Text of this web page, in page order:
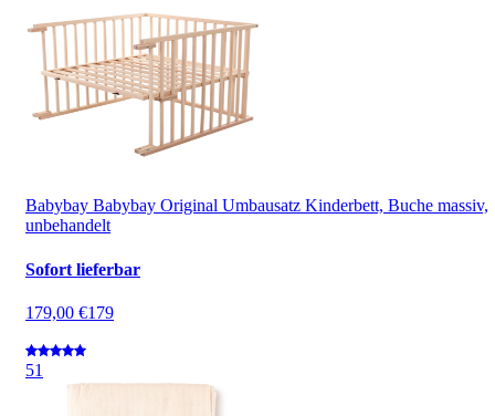
Babybay Babybay Original Umbausatz Kinderbett, Buche massiv,
unbehandelt
Sofort lieferbar
179,00 €179
51